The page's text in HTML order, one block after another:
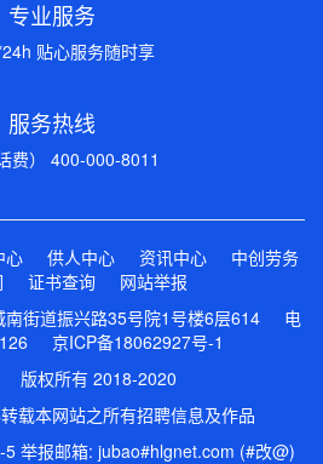
专业服务
贴心服务随时享
服务热线
费） 400-000-8011
心 供人中心 资讯中心
中创劳务
证书查询
网站举报
南街道振兴路35号院1号楼6层614 电
京ICP备18062927号-1
版权所有 2018-2020
载本网站之所有招聘信息及作品
举报邮箱: jubao#hlgnet.com (#改@)